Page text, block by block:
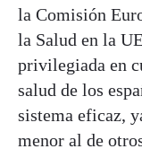
la Comisión
la Salud en la
privilegiada en
salud de los
sistema eficaz,
menor al de